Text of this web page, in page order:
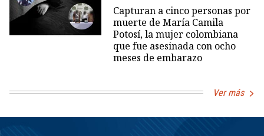
Capturan a cinco personas por
muerte de María Camila
Potosí, la mujer colombiana
que fue asesinada con ocho
meses de embarazo
Ver más